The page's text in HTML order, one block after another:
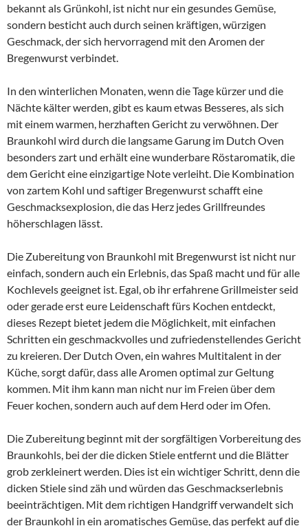
bekannt als Grünkohl, ist nicht nur ein gesundes Gemüse,
sondern besticht auch durch seinen kräftigen, würzigen
Geschmack, der sich hervorragend mit den Aromen der
Bregenwurst verbindet.
In den winterlichen Monaten, wenn die Tage kürzer und die
Nächte kälter werden, gibt es kaum etwas Besseres, als sich
mit einem warmen, herzhaften Gericht zu verwöhnen. Der
Braunkohl wird durch die langsame Garung im Dutch Oven
besonders zart und erhält eine wunderbare Röstaromatik, die
dem Gericht eine einzigartige Note verleiht. Die Kombination
von zartem Kohl und saftiger Bregenwurst schafft eine
Geschmacksexplosion, die das Herz jedes Grillfreundes
höherschlagen lässt.
Die Zubereitung von Braunkohl mit Bregenwurst ist nicht nur
einfach, sondern auch ein Erlebnis, das Spaß macht und für alle
Kochlevels geeignet ist. Egal, ob ihr erfahrene Grillmeister seid
oder gerade erst eure Leidenschaft fürs Kochen entdeckt,
dieses Rezept bietet jedem die Möglichkeit, mit einfachen
Schritten ein geschmackvolles und zufriedenstellendes Gericht
zu kreieren. Der Dutch Oven, ein wahres Multitalent in der
Küche, sorgt dafür, dass alle Aromen optimal zur Geltung
kommen. Mit ihm kann man nicht nur im Freien über dem
Feuer kochen, sondern auch auf dem Herd oder im Ofen.
Die Zubereitung beginnt mit der sorgfältigen Vorbereitung des
Braunkohls, bei der die dicken Stiele entfernt und die Blätter
grob zerkleinert werden. Dies ist ein wichtiger Schritt, denn die
dicken Stiele sind zäh und würden das Geschmackserlebnis
beeinträchtigen. Mit dem richtigen Handgriff verwandelt sich
der Braunkohl in ein aromatisches Gemüse, das perfekt auf die